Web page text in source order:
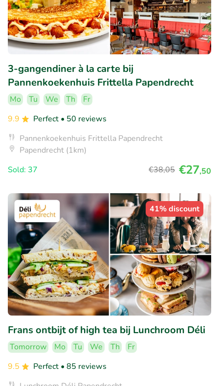
3-gangendiner à la carte bij
Pannenkoekenhuis Frittella Papendrecht
Mo Tu We Th
Fr
9.9
Perfect • 50 reviews
Pannenkoekenhuis Frittella Papendrecht
Papendrecht (1km)
Sold: 37
€38,05 €27,50
41% discount
Frans ontbijt of high tea bij Lunchroom Déli
Tomorrow Mo Tu We Th
Fr
9.5
Perfect • 85 reviews